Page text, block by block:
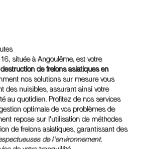
16, située à Angoulême, est votre
destruction de frelons asiatiques en
nos solutions sur mesure vous
des nuisibles, assurant ainsi votre
au quotidien. Profitez de nos services
optimale de vos problèmes de
repose sur l'utilisation de méthodes
de frelons asiatiques, garantissant des
de l'environnement.